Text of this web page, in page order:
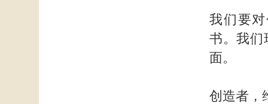
我们要
书。我们
面。
创造者，